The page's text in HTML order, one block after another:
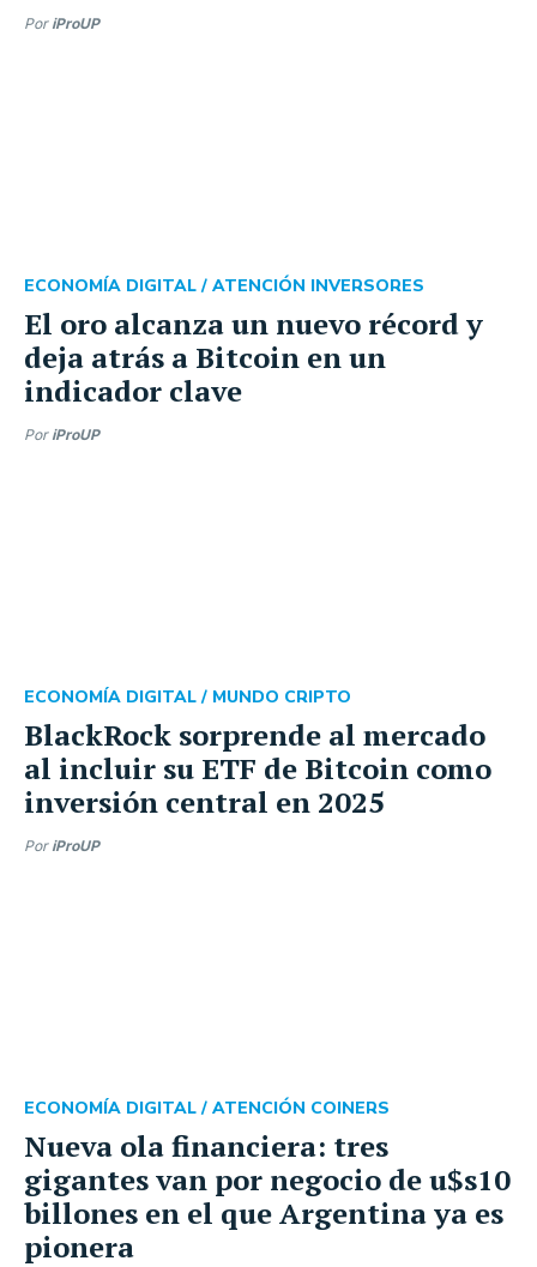
Por iProUP
El oro alcanza un nuevo récord y
deja atrás a Bitcoin en un
indicador clave
ECONOMÍA DIGITAL / ATENCIÓN INVERSORES
Por iProUP
BlackRock sorprende al mercado
al incluir su ETF de Bitcoin como
inversión central en 2025
ECONOMÍA DIGITAL / MUNDO CRIPTO
Por iProUP
Nueva ola financiera: tres
gigantes van por negocio de u$s10
billones en el que Argentina ya es
pionera
ECONOMÍA DIGITAL / ATENCIÓN COINERS